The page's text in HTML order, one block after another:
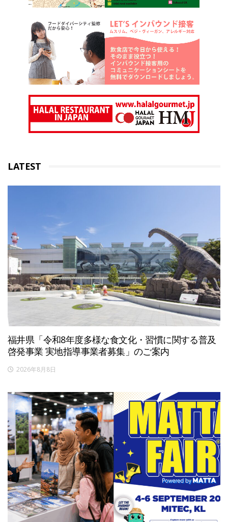
LATEST
福井県「令和8年度多様な食文化・習慣に関する普及
啓発事業 実地指導事業者募集」のご案内
2026年8月8日